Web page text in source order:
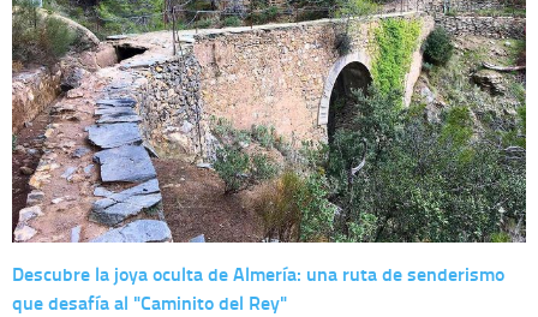
Descubre la joya oculta de Almería: una ruta de senderismo
que desafía al "Caminito del Rey"